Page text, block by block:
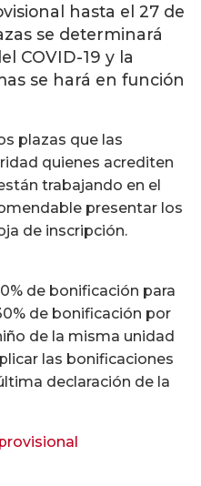
hasta el 27 de
se determinará
COVID-19 y la
se hará en función
plazas que las
quienes acrediten
trabajando en el
presentar los
de inscripción.
de bonificación para
de bonificación por
de la misma unidad
las bonificaciones
declaración de la